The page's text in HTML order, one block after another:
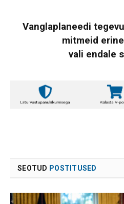
Vanglaplaneedi
mitmeid
vali endale
SEOTUD POSTITUSED